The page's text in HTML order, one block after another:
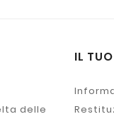
delle
IL